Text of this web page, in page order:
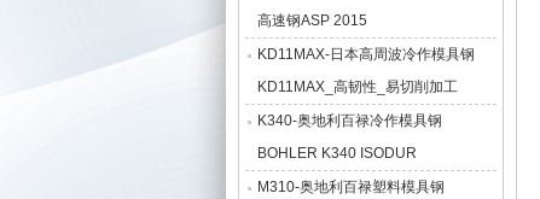
高速钢ASP 2015
KD11MAX-日本高周波冷作模具钢
KD11MAX_高韧性_易切削加工
K340-奥地利百禄冷作模具钢
BOHLER K340 ISODUR
M310-奥地利百禄塑料模具钢